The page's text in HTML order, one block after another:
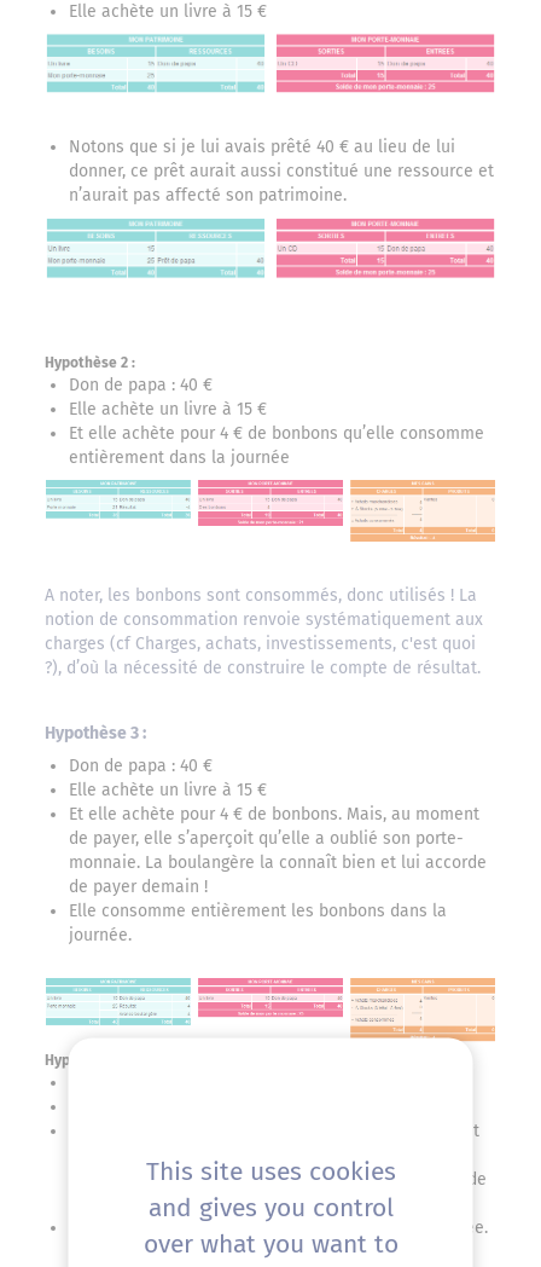
Elle achète un livre à 15 €
Notons que si je lui avais prêté 40 € au lieu de lui
donner, ce prêt aurait aussi constitué une ressource et
n’aurait pas affecté son patrimoine.
Hypothèse 2 :
Don de papa : 40 €
Elle achète un livre à 15 €
Et elle achète pour 4 € de bonbons qu’elle consomme
entièrement dans la journée
A noter, les bonbons sont consommés, donc utilisés ! La
notion de consommation renvoie systématiquement aux
charges (cf Charges, achats, investissements, c'est quoi
?), d’où la nécessité de construire le compte de résultat.
Hypothèse 3 :
Don de papa : 40 €
Elle achète un livre à 15 €
Et elle achète pour 4 € de bonbons. Mais, au moment
de payer, elle s’aperçoit qu’elle a oublié son porte-
monnaie. La boulangère la connaît bien et lui accorde
de payer demain !
Elle consomme entièrement les bonbons dans la
journée.
Hypothèse 4 :
Et elle achète pour 4 € de bonbons. Mais, au moment
monnaie. La boulangère la connaît bien et lui accorde
de payer demain !
Elle consomme la moitié les bonbons dans la journée.
This site uses cookies
and gives you control
over what you want to